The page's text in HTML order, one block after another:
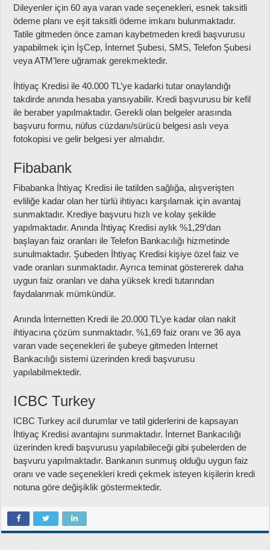
Dileyenler için 60 aya varan vade seçenekleri, esnek taksitli
ödeme planı ve eşit taksitli ödeme imkanı bulunmaktadır.
Tatile gitmeden önce zaman kaybetmeden kredi başvurusu
yapabilmek için İşCep, İnternet Şubesi, SMS, Telefon Şubesi
veya ATM’lere uğramak gerekmektedir.
İhtiyaç Kredisi ile 40.000 TL’ye kadarki tutar onaylandığı
takdirde anında hesaba yansıyabilir. Kredi başvurusu bir kefil
ile beraber yapılmaktadır. Gerekli olan belgeler arasında
başvuru formu, nüfus cüzdanı/sürücü belgesi aslı veya
fotokopisi ve gelir belgesi yer almalıdır.
Fibabank
Fibabanka İhtiyaç Kredisi ile tatilden sağlığa, alışverişten
evliliğe kadar olan her türlü ihtiyacı karşılamak için avantaj
sunmaktadır. Krediye başvuru hızlı ve kolay şekilde
yapılmaktadır. Anında İhtiyaç Kredisi aylık %1,29’dan
başlayan faiz oranları ile Telefon Bankacılığı hizmetinde
sunulmaktadır. Şubeden İhtiyaç Kredisi kişiye özel faiz ve
vade oranları sunmaktadır. Ayrıca teminat göstererek daha
uygun faiz oranları ve daha yüksek kredi tutarından
faydalanmak mümkündür.
Anında İnternetten Kredi ile 20.000 TL’ye kadar olan nakit
ihtiyacına çözüm sunmaktadır. %1,69 faiz oranı ve 36 aya
varan vade seçenekleri ile şubeye gitmeden İnternet
Bankacılığı sistemi üzerinden kredi başvurusu
yapılabilmektedir.
ICBC Turkey
ICBC Turkey acil durumlar ve tatil giderlerini de kapsayan
İhtiyaç Kredisi avantajını sunmaktadır. İnternet Bankacılığı
üzerinden kredi başvurusu yapılabileceği gibi şubelerden de
başvuru yapılmaktadır. Bankanın sunmuş olduğu uygun faiz
oranı ve vade seçenekleri kredi çekmek isteyen kişilerin kredi
notuna göre değişiklik göstermektedir.